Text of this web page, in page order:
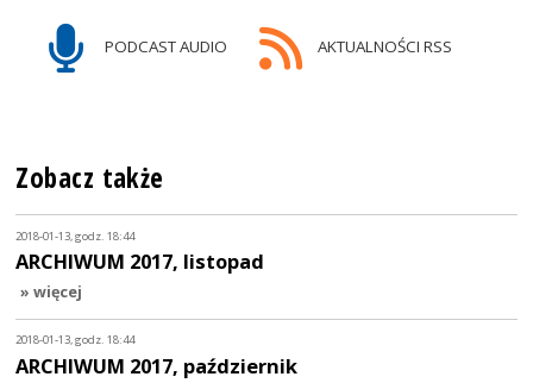
PODCAST AUDIO AKTUALNOŚCI RSS
Zobacz także
2018-01-13, godz. 18:44
ARCHIWUM 2017, listopad
» więcej
2018-01-13, godz. 18:44
ARCHIWUM 2017, październik